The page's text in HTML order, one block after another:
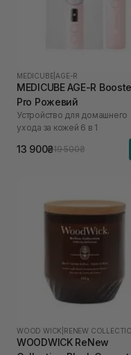
MEDICUBE AGE-R
MEDICUBE AGE-R
Pro Рожевий
Устройство для домашнего
ухода за кожей 6 в 1
13 900₴19 500₴
WOOD WICK RENEW
WOODWICK ReNew